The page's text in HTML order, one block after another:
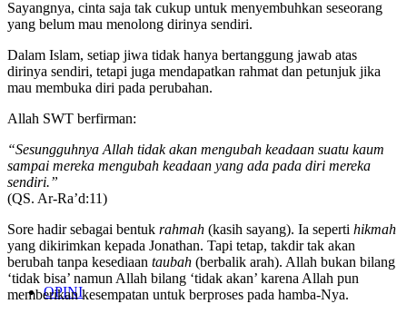
OPINI
Sayangnya, cinta saja tak cukup untuk menyembuhkan seseorang
yang belum mau menolong dirinya sendiri.
Dalam Islam, setiap jiwa tidak hanya bertanggung jawab atas
dirinya sendiri, tetapi juga mendapatkan rahmat dan petunjuk jika
mau membuka diri pada perubahan.
Allah SWT berfirman:
“Sesungguhnya Allah tidak akan mengubah keadaan suatu kaum
sampai mereka mengubah keadaan yang ada pada diri mereka
sendiri.”
(QS. Ar-Ra’d:11)
Sore hadir sebagai bentuk rahmah (kasih sayang). Ia seperti hikmah
yang dikirimkan kepada Jonathan. Tapi tetap, takdir tak akan
berubah tanpa kesediaan taubah (berbalik arah). Allah bukan bilang
‘tidak bisa’ namun Allah bilang ‘tidak akan’ karena Allah pun
memberikan kesempatan untuk berproses pada hamba-Nya.